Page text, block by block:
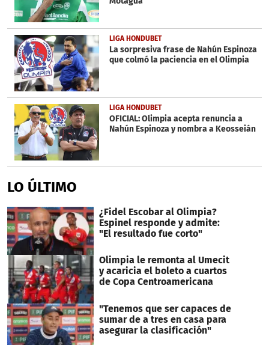
LIGA HONDUBET
La sorpresiva frase de Nahún Espinoza
que colmó la paciencia en el Olimpia
LIGA HONDUBET
OFICIAL: Olimpia acepta renuncia a
Nahún Espinoza y nombra a Keosseián
LO ÚLTIMO
¿Fidel Escobar al Olimpia?
Espinel responde y admite:
"El resultado fue corto"
Olimpia le remonta al Umecit
y acaricia el boleto a cuartos
de Copa Centroamericana
"Tenemos que ser capaces de
sumar de a tres en casa para
asegurar la clasificación"